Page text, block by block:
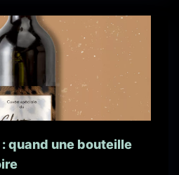
quand une bouteille